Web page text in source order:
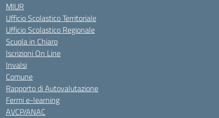
MIUR
Ufficio Scolastico Territoriale
Ufficio Scolastico Regionale
Scuola in Chiaro
Iscrizioni On Line
Invalsi
Comune
Rapporto di Autovalutazione
Fermi e-learning
AVCP/ANAC